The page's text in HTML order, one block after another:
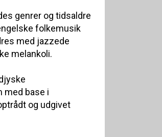
genrer og tidsaldre
folkemusik
med jazzede
melankoli.
med base i
og udgivet